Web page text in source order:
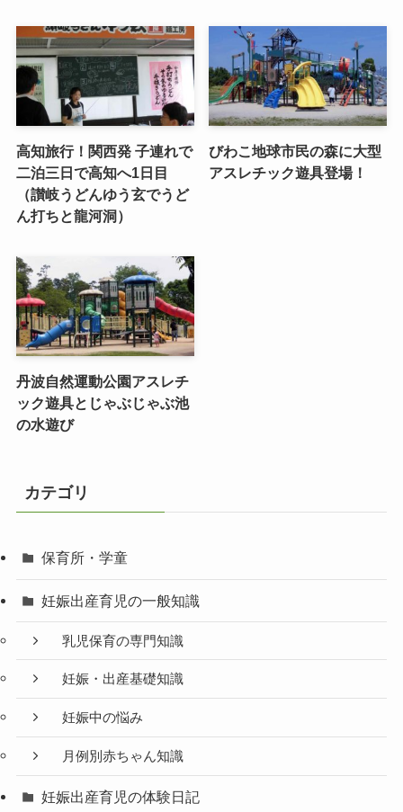
高知旅行！関西発 子連れで
二泊三日で高知へ1日目
（讃岐うどんゆう玄でうど
ん打ちと龍河洞）
びわこ地球市民の森に大型
アスレチック遊具登場！
丹波自然運動公園アスレチ
ック遊具とじゃぶじゃぶ池
の水遊び
カテゴリ
保育所・学童
妊娠出産育児の一般知識
乳児保育の専門知識
妊娠・出産基礎知識
妊娠中の悩み
月例別赤ちゃん知識
妊娠出産育児の体験日記